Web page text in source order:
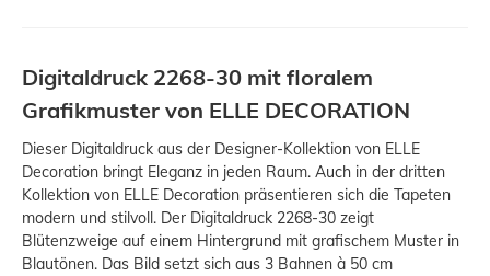
Digitaldruck 2268-30 mit floralem
Grafikmuster von ELLE DECORATION
Dieser Digitaldruck aus der Designer-Kollektion von ELLE
Decoration bringt Eleganz in jeden Raum. Auch in der dritten
Kollektion von ELLE Decoration präsentieren sich die Tapeten
modern und stilvoll. Der Digitaldruck 2268-30 zeigt
Blütenzweige auf einem Hintergrund mit grafischem Muster in
Blautönen. Das Bild setzt sich aus 3 Bahnen à 50 cm